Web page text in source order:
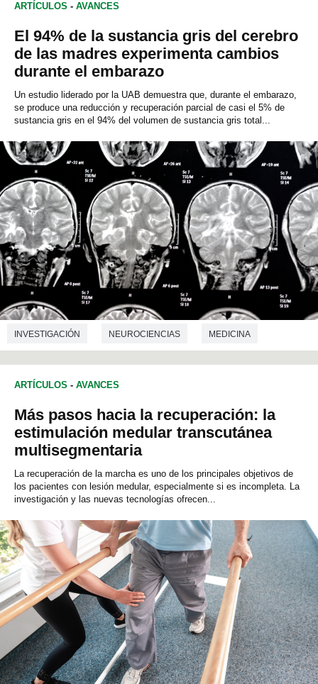
ARTÍCULOS - AVANCES
El 94% de la sustancia gris del cerebro
de las madres experimenta cambios
durante el embarazo
Un estudio liderado por la UAB demuestra que, durante el embarazo,
se produce una reducción y recuperación parcial de casi el 5% de
sustancia gris en el 94% del volumen de sustancia gris total...
INVESTIGACIÓN NEUROCIENCIAS MEDICINA
ARTÍCULOS - AVANCES
Más pasos hacia la recuperación: la
estimulación medular transcutánea
multisegmentaria
La recuperación de la marcha es uno de los principales objetivos de
los pacientes con lesión medular, especialmente si es incompleta. La
investigación y las nuevas tecnologías ofrecen...